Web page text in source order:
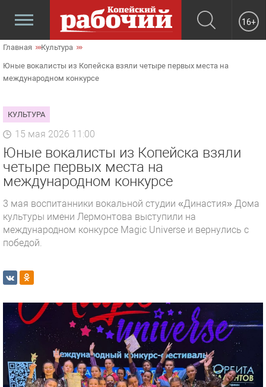
16+
Главная Культура
Юные вокалисты из Копейска взяли четыре первых места на
международном конкурсе
КУЛЬТУРА
15 мая 2026 11:00
Юные вокалисты из Копейска взяли
четыре первых места на
международном конкурсе
3 мая воспитанники вокальной студии «Династия» Дома
культуры имени Лермонтова выступили на
международном конкурсе Magic Universe и вернулись с
победой.